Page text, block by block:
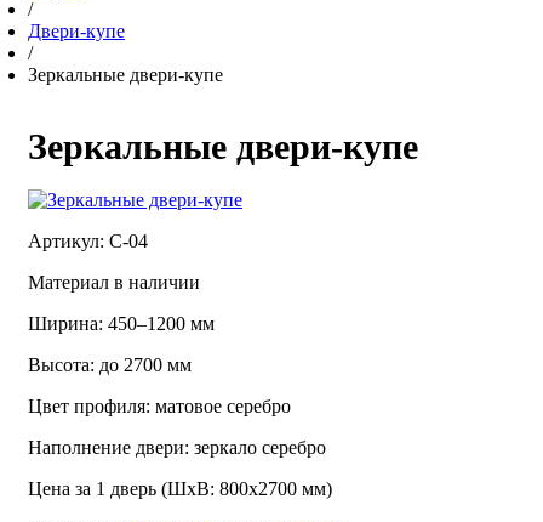
/
Двери-купе
/
Зеркальные двери-купе
Зеркальные двери-купе
Артикул: С-04
Материал в наличии
Ширина: 450–1200 мм
Высота: до 2700 мм
Цвет профиля: матовое серебро
Наполнение двери: зеркало серебро
Цена за 1 дверь (ШхВ: 800х2700 мм)